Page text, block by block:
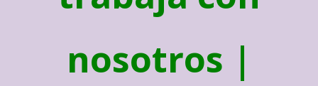
nosotros |